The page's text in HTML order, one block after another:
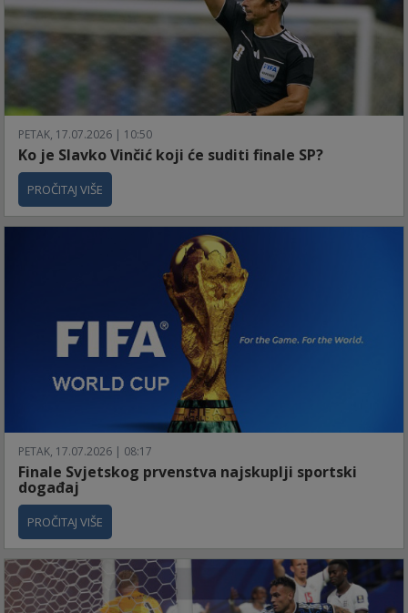
PETAK, 17.07.2026 | 10:50
Ko je Slavko Vinčić koji će suditi finale SP?
PROČITAJ VIŠE
PETAK, 17.07.2026 | 08:17
Finale Svjetskog prvenstva najskuplji sportski
događaj
PROČITAJ VIŠE